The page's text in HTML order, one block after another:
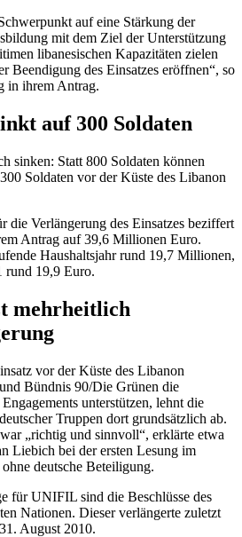
auf eine Stärkung der
mit dem Ziel der Unterstützung
libanesischen Kapazitäten zielen
Beendigung des Einsatzes eröffnen“, so
in ihrem Antrag.
auf 300 Soldaten
sinken: Statt 800 Soldaten können
Soldaten vor der Küste des Libanon
die Verlängerung des Einsatzes beziffert
Antrag auf 39,6 Millionen Euro.
Haushaltsjahr rund 19,7 Millionen,
rund 19,9 Euro.
mehrheitlich
vor der Küste des Libanon
Bündnis 90/Die Grünen die
unterstützen, lehnt die
Truppen dort grundsätzlich ab.
„richtig und sinnvoll“, erklärte etwa
Liebich bei der ersten Lesung im
deutsche Beteiligung.
für UNIFIL sind die Beschlüsse des
Nationen. Dieser verlängerte zuletzt
August 2010.